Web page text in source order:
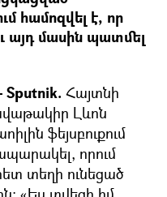
համոզվել է, որ
այդ մասին պատմել
Հայտնի
Լևոն
ֆեյսբուքում
որում
տեղի ունեցած